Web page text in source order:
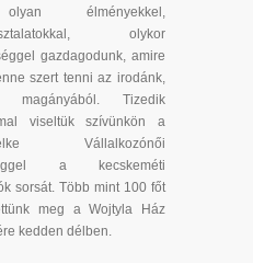
élményekkel,
olykor
gazdagodunk, amire
szert tenni az irodánk,
magányából. Tizedik
viseltük szívünkön a
Vállalkozónői
a kecskeméti
sorsát. Több mint 100 főt
meg a Wojtyla Ház
kedden délben.